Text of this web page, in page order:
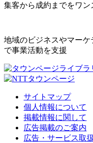
集客から成約までをワン
地域のビジネスやマー
で事業活動を支援
サイトマップ
個人情報について
掲載情報に関して
広告掲載のご案内
広告・サービス取